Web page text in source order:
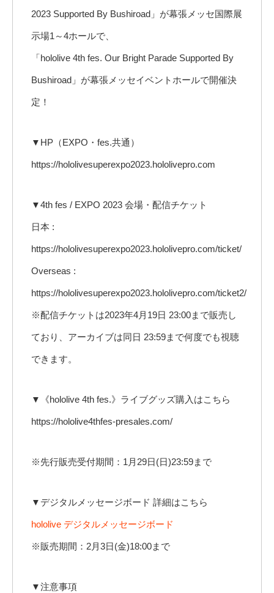
2023 Supported By Bushiroad」が幕張メッセ国際展
示場1～4ホールで、
「hololive 4th fes. Our Bright Parade Supported By
Bushiroad」が幕張メッセイベントホールで開催決
定！
▼HP（EXPO・fes.共通）
https://hololivesuperexpo2023.hololivepro.com
▼4th fes / EXPO 2023 会場・配信チケット
日本 :
https://hololivesuperexpo2023.hololivepro.com/ticket/
Overseas :
https://hololivesuperexpo2023.hololivepro.com/ticket2/
※配信チケットは2023年4月19日 23:00まで販売し
ており、アーカイブは同日 23:59まで何度でも視聴
できます。
▼《hololive 4th fes.》ライブグッズ購入はこちら
https://hololive4thfes-presales.com/
※先行販売受付期間：1月29日(日)23:59まで
▼デジタルメッセージボード 詳細はこちら
hololive デジタルメッセージボード
※販売期間：2月3日(金)18:00まで
▼注意事項